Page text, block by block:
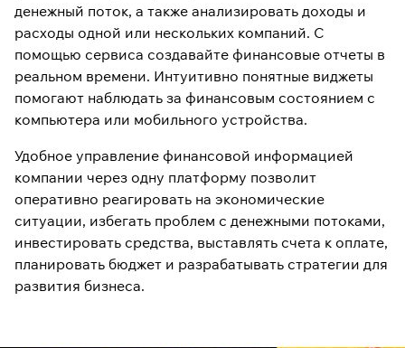
денежный поток, а также анализировать доходы и
расходы одной или нескольких компаний. С
помощью сервиса создавайте финансовые отчеты в
реальном времени. Интуитивно понятные виджеты
помогают наблюдать за финансовым состоянием с
компьютера или мобильного устройства.
Удобное управление финансовой информацией
компании через одну платформу позволит
оперативно реагировать на экономические
ситуации, избегать проблем с денежными потоками,
инвестировать средства, выставлять счета к оплате,
планировать бюджет и разрабатывать стратегии для
развития бизнеса.